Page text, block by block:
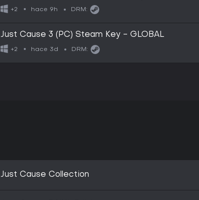
+2 hace 9h DRM:
Just Cause 3 (PC) Steam Key - GLOBAL
+2 hace 3d DRM:
Just Cause Collection